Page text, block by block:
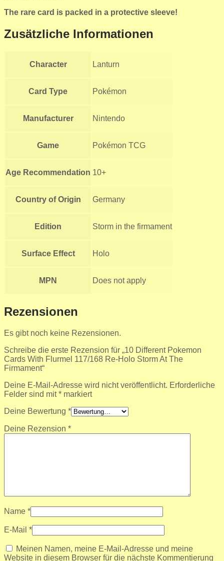
The rare card is packed in a protective sleeve!
Zusätzliche Informationen
Character Lanturn
Card Type Pokémon
Manufacturer Nintendo
Game Pokémon TCG
Age Recommendation 10+
Country of Origin Germany
Edition Storm in the firmament
Surface Effect Holo
MPN Does not apply
Rezensionen
Es gibt noch keine Rezensionen.
Schreibe die erste Rezension für „10 Different Pokemon
Cards With Flurmel 117/168 Re-Holo Storm At The
Firmament“
Deine E-Mail-Adresse wird nicht veröffentlicht. Erforderliche
Felder sind mit* markiert
Deine Bewertung *
Deine Rezension *
Name *
E-Mail *
Meinen Namen, meine E-Mail-Adresse und meine
Website in diesem Browser für die nächste Kommentierung